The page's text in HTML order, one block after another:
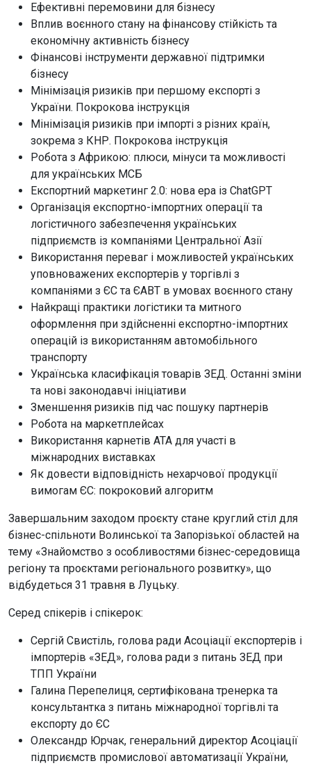
Ефективні перемовини для бізнесу
Вплив воєнного стану на фінансову стійкість та
економічну активність бізнесу
Фінансові інструменти державної підтримки
бізнесу
Мінімізація ризиків при першому експорті з
України. Покрокова інструкція
Мінімізація ризиків при імпорті з різних країн,
зокрема з КНР. Покрокова інструкція
Робота з Африкою: плюси, мінуси та можливості
для українських МСБ
Експортний маркетинг 2.0: нова ера із ChatGPT
Організація експортно-імпортних операції та
логістичного забезпечення українських
підприємств із компаніями Центральної Азії
Використання переваг і можливостей українських
уповноважених експортерів у торгівлі з
компаніями з ЄС та ЄАВТ в умовах воєнного стану
Найкращі практики логістики та митного
оформлення при здійсненні експортно-імпортних
операцій із використанням автомобільного
транспорту
Українська класифікація товарів ЗЕД. Останні зміни
та нові законодавчі ініціативи
Зменшення ризиків під час пошуку партнерів
Робота на маркетплейсах
Використання карнетів АТА для участі в
міжнародних виставках
Як довести відповідність нехарчової продукції
вимогам ЄС: покроковий алгоритм
Завершальним заходом проєкту стане круглий стіл для
бізнес-спільноти Волинської та Запорізької областей на
тему «Знайомство з особливостями бізнес-середовища
регіону та проєктами регіонального розвитку», що
відбудеться 31 травня в Луцьку.
Серед спікерів і спікерок:
Сергій Свистіль, голова ради Асоціації експортерів і
імпортерів «ЗЕД», голова ради з питань ЗЕД при
ТПП України
Галина Перепелиця, сертифікована тренерка та
консультантка з питань міжнародної торгівлі та
експорту до ЄС
Олександр Юрчак, генеральний директор Асоціації
підприємств промислової автоматизації України,